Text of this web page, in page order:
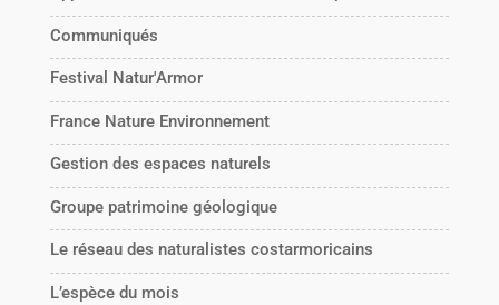
Communiqués
Festival Natur'Armor
France Nature Environnement
Gestion des espaces naturels
Groupe patrimoine géologique
Le réseau des naturalistes costarmoricains
L’espèce du mois